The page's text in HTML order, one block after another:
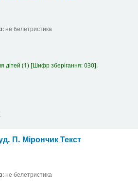
не белетристика
дітей (1) Шифр зберігання:030 .
П. МірончикТекст
не белетристика